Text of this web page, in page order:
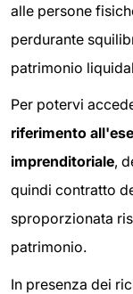
alle persone
perdurante
patrimonio
Per potervi
riferimento
imprenditoriale,
quindi contratto
sproporzionata
patrimonio.
In presenza dei